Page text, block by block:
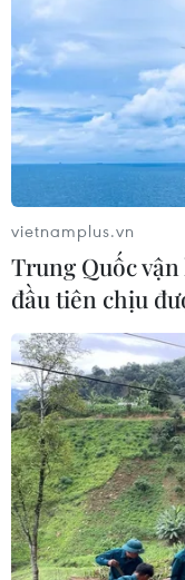
#Angela Merkel
Theo dõi
TIN LIÊN
vietnamplus.vn
Trung Quốc
đầu tiên chịu